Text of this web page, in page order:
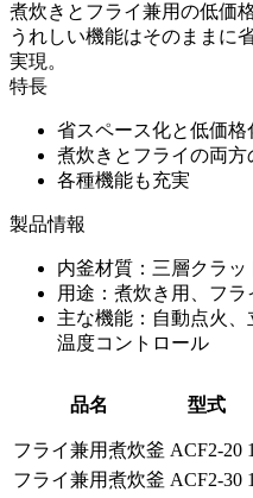
煮炊きとフライ兼用の低価
うれしい機能はそのままに
実現。
特長
省スペース化と低価格
煮炊きとフライの両方
各種機能も充実
製品情報
内釜材質：三層クラッ
用途：煮炊き用、フラ
主な機能：自動点火
温度コントロール
品名 型式
フライ兼用煮炊釜 ACF2-20
フライ兼用煮炊釜 ACF2-30